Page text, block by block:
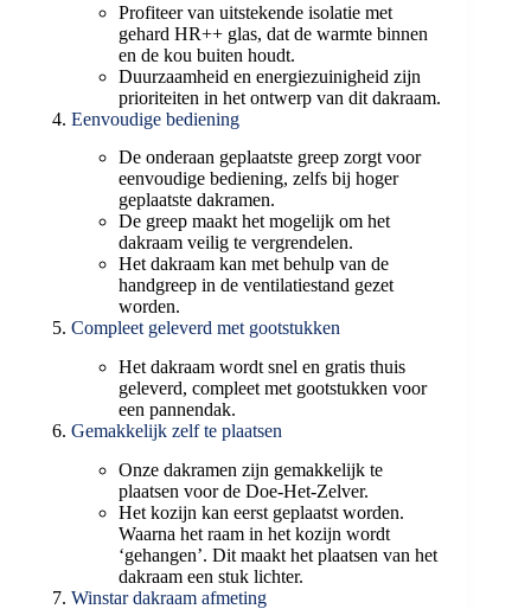
Profiteer van uitstekende isolatie met
gehard HR++ glas, dat de warmte binnen
en de kou buiten houdt.
Duurzaamheid en energiezuinigheid zijn
prioriteiten in het ontwerp van dit dakraam.
Eenvoudige bediening
De onderaan geplaatste greep zorgt voor
eenvoudige bediening, zelfs bij hoger
geplaatste dakramen.
De greep maakt het mogelijk om het
dakraam veilig te vergrendelen.
Het dakraam kan met behulp van de
handgreep in de ventilatiestand gezet
worden.
Compleet geleverd met gootstukken
Het dakraam wordt snel en gratis thuis
geleverd, compleet met gootstukken voor
een pannendak.
Gemakkelijk zelf te plaatsen
Onze dakramen zijn gemakkelijk te
plaatsen voor de Doe-Het-Zelver.
Het kozijn kan eerst geplaatst worden.
Waarna het raam in het kozijn wordt
‘gehangen’. Dit maakt het plaatsen van het
dakraam een stuk lichter.
Winstar dakraam afmeting